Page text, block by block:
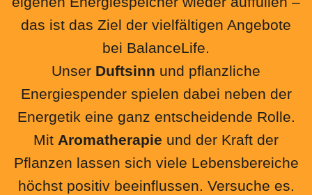
das ist das Ziel der vielfältigen Angebote
bei BalanceLife.
Unser Duftsinn und pflanzliche
Energiespender spielen dabei neben der
Energetik eine ganz entscheidende Rolle.
Mit Aromatherapie und der Kraft der
Pflanzen lassen sich viele Lebensbereiche
höchst positiv beeinflussen. Versuche es.